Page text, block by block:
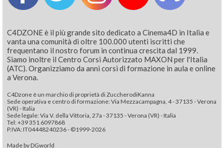
C4DZONE è il più grande sito dedicato a Cinema4D in Italia e
vanta una comunità di oltre 100.000 utenti iscritti che
frequentano il nostro forum in continua crescita dal 1999.
Siamo inoltre il Centro Corsi Autorizzato MAXON per l'Italia
(ATC). Organizziamo da anni corsi di formazione in aula e online
a Verona.
C4Dzone è un marchio di proprietà di ZuccherodiKanna
Sede operativa e centro di formazione: Via Mezzacampagna, 4 - 37135 - Verona
(VR) - Italia
Sede legale: Via V. della Vittoria, 27a - 37135 - Verona (VR) - Italia
Tel: +39 351 6097868‬
P.IVA: IT04448240236 - ©1999-2026
Made by DGworld